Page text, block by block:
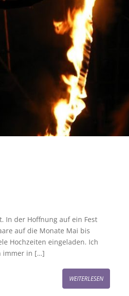
In der Hoffnung auf ein Fest
auf die Monate Mai bis
Hochzeiten eingeladen. Ich
immer in […]
WEITERLESEN